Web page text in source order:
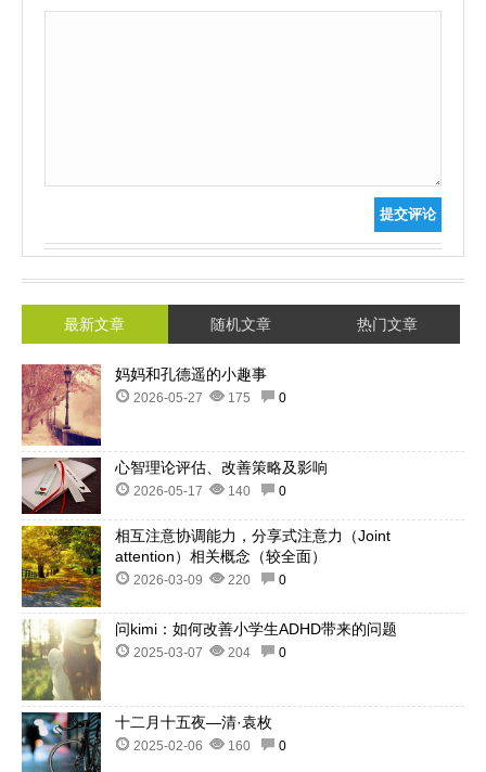
提交评论
最新文章 随机文章 热门文章
妈妈和孔德遥的小趣事
2026-05-27 175 0
心智理论评估、改善策略及影响
2026-05-17 140 0
相互注意协调能力，分享式注意力（Joint
attention）相关概念（较全面）
2026-03-09 220 0
问kimi：如何改善小学生ADHD带来的问题
2025-03-07 204 0
十二月十五夜—清·袁枚
2025-02-06 160 0